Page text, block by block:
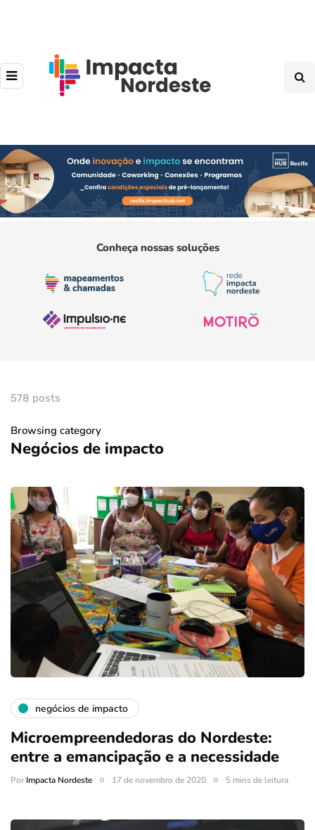
Conheça nossas soluções
578 posts
Browsing category
Negócios de impacto
negócios de impacto
Microempreendedoras do Nordeste:
entre a emancipação e a necessidade
PorImpacta Nordeste 17 de novembro de 2020 5 mins de leitura